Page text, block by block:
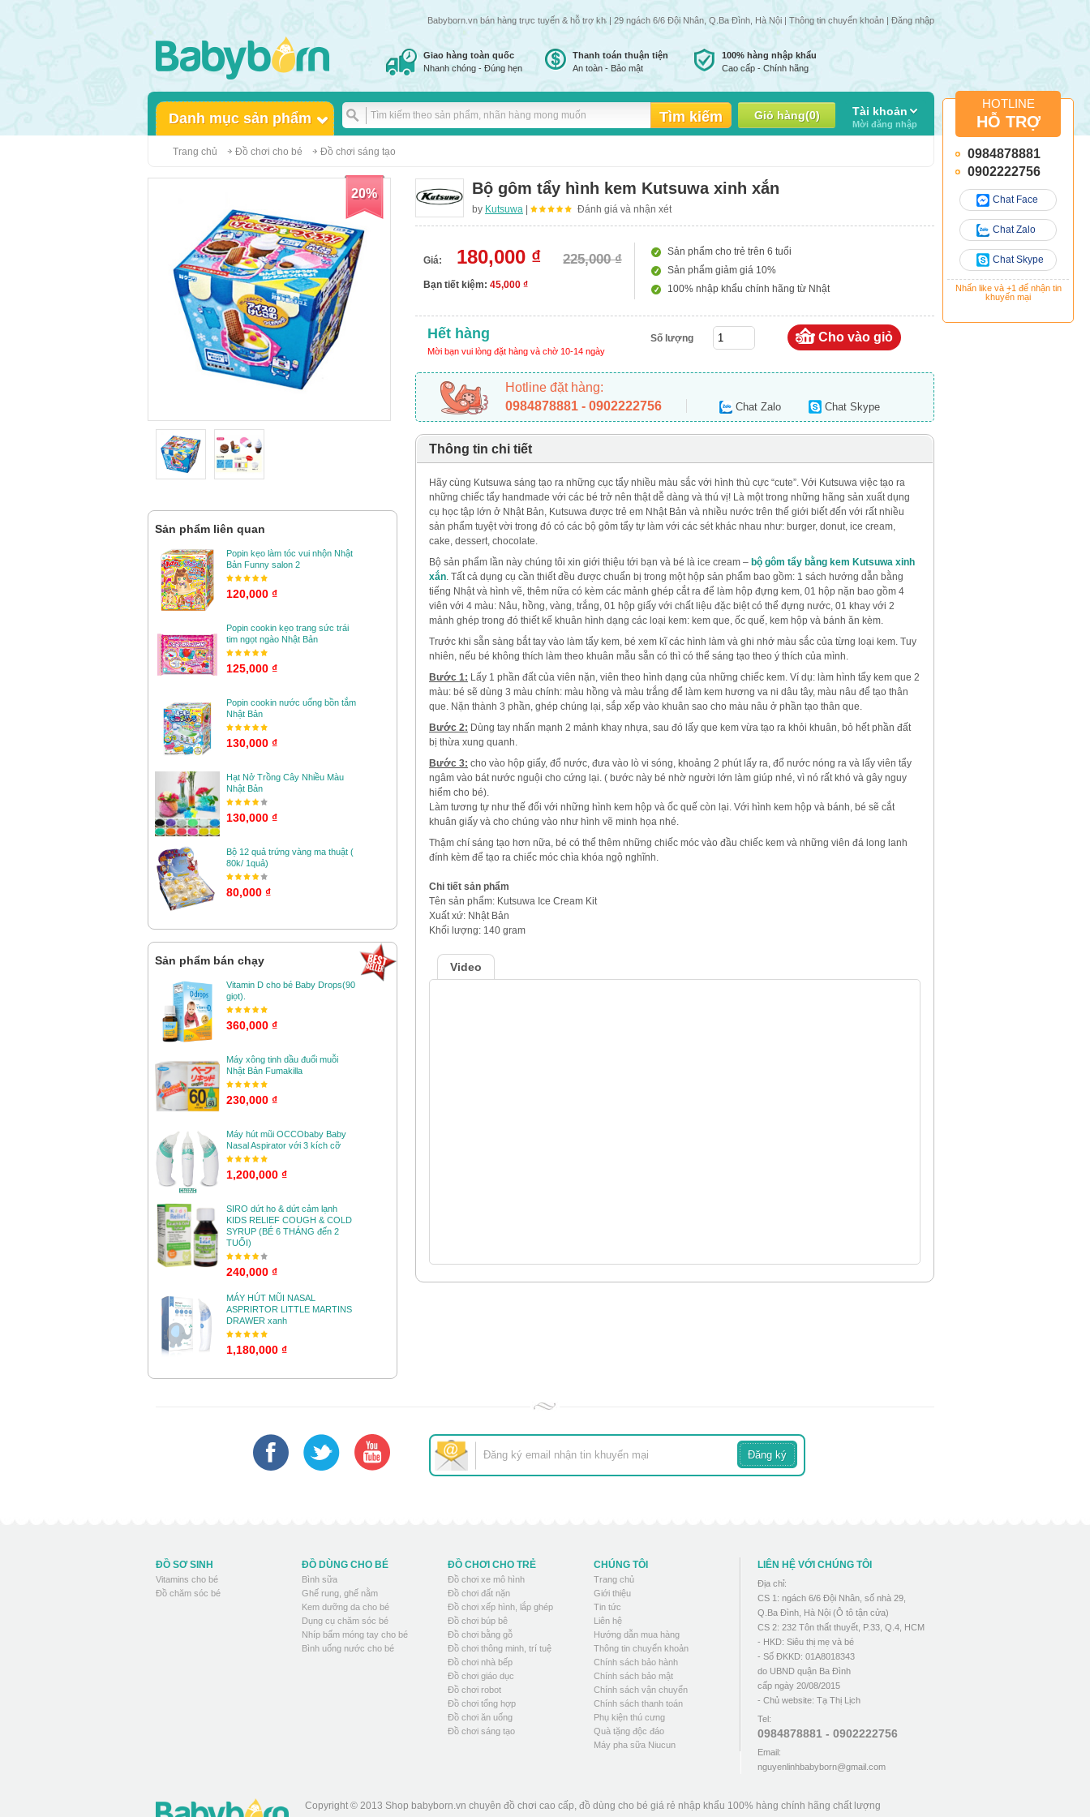
Babyborn.vn bán hàng trực tuyến & hỗ trợ khách hàng đến 24h đêm tất cả các ngày trong tuần | Giá 1 số mặt hàng có thể thay đổi do giá nhập thay đổi
| 29 ngách 6/6 Đội Nhân, Q.Ba Đình, Hà Nội | Thông tin chuyển khoản | Đăng nhập
HOTLINE
HỖ TRỢ
0984878881
0902222756
Chat Face
Chat Zalo
Chat Skype
Nhấn like và +1 để nhận tin
khuyến mại
Giao hàng toàn quốc
Nhanh chóng - Đúng hẹn
Thanh toán thuận tiện
An toàn - Bảo mật
100% hàng nhập khẩu
Cao cấp - Chính hãng
Danh mục sản phẩm Giỏ hàng(0) Tài khoản
Mời đăng nhập
Trang chủ Đồ chơi cho bé Đồ chơi sáng tạo
20% Bộ gôm tẩy hình kem Kutsuwa xinh xắn
by Kutsuwa Đánh giá và nhận xét
Giá: 180,000 ₫ 225,000 ₫
Bạn tiết kiệm: 45,000 ₫
Sản phẩm cho trẻ trên 6 tuổi
Sản phẩm giảm giá 10%
100% nhập khẩu chính hãng từ Nhật
Hết hàng
Mời bạn vui lòng đặt hàng và chờ 10-14 ngày
Số lượng
Hotline đặt hàng:
0984878881 - 0902222756
Chat Zalo Chat Skype
Thông tin chi tiết
Hãy cùng Kutsuwa sáng tạo ra những cục tẩy nhiều màu sắc với hình thù cực “cute”. Với Kutsuwa việc tạo ra
những chiếc tẩy handmade với các bé trở nên thật dễ dàng và thú vị! Là một trong những hãng sản xuất dụng
cụ học tập lớn ở Nhật Bản, Kutsuwa được trẻ em Nhật Bản và nhiều nước trên thế giới biết đến với rất nhiều
sản phẩm tuyệt vời trong đó có các bộ gôm tẩy tự làm với các sét khác nhau như: burger, donut, ice cream,
cake, dessert, chocolate.
Bộ sản phẩm lần này chúng tôi xin giới thiệu tới bạn và bé là ice cream – bộ gôm tẩy bằng kem Kutsuwa xinh
xắn. Tất cả dụng cụ cần thiết đều được chuẩn bị trong một hộp sản phẩm bao gồm: 1 sách hướng dẫn bằng
tiếng Nhật và hình vẽ, thêm nữa có kèm các mảnh ghép cắt ra để làm hộp đựng kem, 01 hộp nặn bao gồm 4
viên với 4 màu: Nâu, hồng, vàng, trắng, 01 hộp giấy với chất liệu đặc biệt có thể đựng nước, 01 khay với 2
mảnh ghép trong đó thiết kế khuân hình dạng các loại kem: kem que, ốc quế, kem hộp và bánh ăn kèm.
Trước khi sẵn sàng bắt tay vào làm tẩy kem, bé xem kĩ các hình làm và ghi nhớ màu sắc của từng loại kem. Tuy
nhiên, nếu bé không thích làm theo khuân mẫu sẵn có thì có thể sáng tạo theo ý thích của mình.
Bước 1: Lấy 1 phần đất của viên nặn, viên theo hình dạng của những chiếc kem. Ví dụ: làm hình tẩy kem que 2
màu: bé sẽ dùng 3 màu chính: màu hồng và màu trắng để làm kem hương va ni dâu tây, màu nâu để tạo thân
que. Nặn thành 3 phần, ghép chúng lại, sắp xếp vào khuân sao cho màu nâu ở phần tạo thân que.
Bước 2: Dùng tay nhấn mạnh 2 mảnh khay nhựa, sau đó lấy que kem vừa tạo ra khỏi khuân, bỏ hết phần đất
bị thừa xung quanh.
Bước 3: cho vào hộp giấy, đổ nước, đưa vào lò vi sóng, khoảng 2 phút lấy ra, đổ nước nóng ra và lấy viên tẩy
ngâm vào bát nước nguội cho cứng lại. ( bước này bé nhờ người lớn làm giúp nhé, vì nó rất khó và gây nguy
hiểm cho bé).
Làm tương tự như thế đối với những hình kem hộp và ốc quế còn lại. Với hình kem hộp và bánh, bé sẽ cắt
khuân giấy và cho chúng vào như hình vẽ minh họa nhé.
Thậm chí sáng tạo hơn nữa, bé có thể thêm những chiếc móc vào đầu chiếc kem và những viên đá long lanh
đính kèm để tạo ra chiếc móc chìa khóa ngộ nghĩnh.
Chi tiết sản phẩm
Tên sản phẩm: Kutsuwa Ice Cream Kit
Xuất xứ: Nhật Bản
Khối lượng: 140 gram
Video
Sản phẩm liên quan
Popin kẹo làm tóc vui nhộn Nhật
Bản Funny salon 2
120,000 ₫
Popin cookin kẹo trang sức trái
tim ngọt ngào Nhật Bản
125,000 ₫
Popin cookin nước uống bồn tắm
Nhật Bản
130,000 ₫
Hạt Nở Trồng Cây Nhiều Màu
Nhật Bản
130,000 ₫
Bộ 12 quả trứng vàng ma thuật (
80k/ 1quả)
80,000 ₫
Sản phẩm bán chạy
Vitamin D cho bé Baby Drops(90
giọt).
360,000 ₫
Máy xông tinh dầu đuổi muỗi
Nhật Bản Fumakilla
230,000 ₫
Máy hút mũi OCCObaby Baby
Nasal Aspirator với 3 kích cỡ
1,200,000 ₫
SIRO dứt ho & dứt cảm lạnh
KIDS RELIEF COUGH & COLD
SYRUP (BÉ 6 THÁNG đến 2
TUỔI)
240,000 ₫
MÁY HÚT MŨI NASAL
ASPRIRTOR LITTLE MARTINS
DRAWER xanh
1,180,000 ₫
ĐỒ SƠ SINH
Vitamins cho bé
Đồ chăm sóc bé
ĐỒ DÙNG CHO BÉ
Bình sữa
Ghế rung, ghế nằm
Kem dưỡng da cho bé
Dụng cụ chăm sóc bé
Nhíp bấm móng tay cho bé
Bình uống nước cho bé
ĐỒ CHƠI CHO TRẺ
Đồ chơi xe mô hình
Đồ chơi đất nặn
Đồ chơi xếp hình, lắp ghép
Đồ chơi búp bê
Đồ chơi bằng gỗ
Đồ chơi thông minh, trí tuệ
Đồ chơi nhà bếp
Đồ chơi giáo dục
Đồ chơi robot
Đồ chơi tổng hợp
Đồ chơi ăn uống
Đồ chơi sáng tạo
CHÚNG TÔI
Trang chủ
Giới thiệu
Tin tức
Liên hệ
Hướng dẫn mua hàng
Thông tin chuyển khoản
Chính sách bảo hành
Chính sách bảo mật
Chính sách vận chuyển
Chính sách thanh toán
Phụ kiện thú cưng
Quà tặng độc đáo
Máy pha sữa Niucun
LIÊN HỆ VỚI CHÚNG TÔI
Địa chỉ:
CS 1: ngách 6/6 Đội Nhân, số nhà 29,
Q.Ba Đình, Hà Nội (Ô tô tận cửa)
CS 2: 232 Tôn thất thuyết, P.33, Q.4, HCM
- HKD: Siêu thị mẹ và bé
- Số ĐKKD: 01A8018343
do UBND quận Ba Đình
cấp ngày 20/08/2015
- Chủ website: Tạ Thị Lịch
Tel:
0984878881 - 0902222756
Email:
nguyenlinhbabyborn@gmail.com
Copyright © 2013 Shop babyborn.vn chuyên đồ chơi cao cấp, đồ dùng cho bé giá rẻ nhập khẩu 100% hàng chính hãng chất lượng